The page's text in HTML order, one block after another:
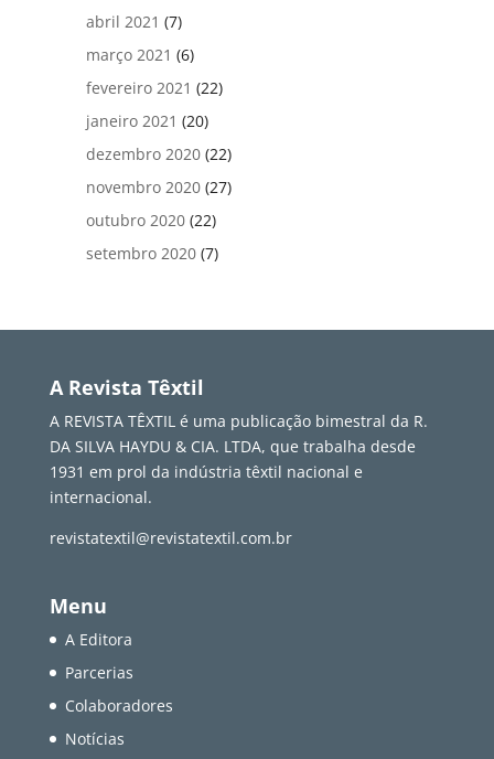
abril 2021 (7)
março 2021 (6)
fevereiro 2021 (22)
janeiro 2021 (20)
dezembro 2020 (22)
novembro 2020 (27)
outubro 2020 (22)
setembro 2020 (7)
A Revista Têxtil
A REVISTA TÊXTIL é uma publicação bimestral da R.
DA SILVA HAYDU & CIA. LTDA, que trabalha desde
1931 em prol da indústria têxtil nacional e
internacional.
revistatextil@revistatextil.com.br
Menu
A Editora
Parcerias
Colaboradores
Notícias